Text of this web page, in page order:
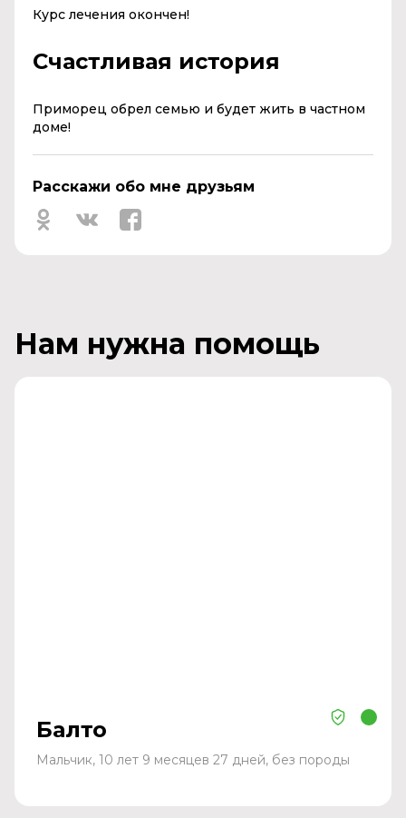
Курс лечения окончен!
Счастливая история
Приморец обрел семью и будет жить в частном
доме!
Расскажи обо мне друзьям
Нам нужна помощь
Балто
Мальчик, 10 лет 9 месяцев 27 дней, без породы